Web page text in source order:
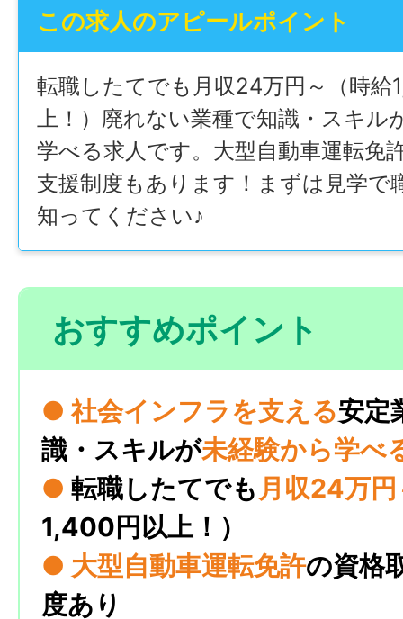
この求人のアピールポイント
転職したてでも月収24万円～（時給
上！）廃れない業種で知識・スキル
学べる求人です。大型自動車運転免
支援制度もあります！まずは見学で
知ってください♪
おすすめポイント
● 社会インフラを支える安定
識・スキルが未経験から学べ
● 転職したてでも 月収24万円
1,400円以上！）
● 大型自動車運転免許の資格
度あり